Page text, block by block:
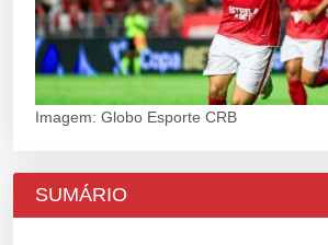
Imagem: Globo Esporte CRB
SUMÁRIO